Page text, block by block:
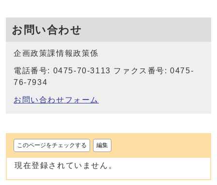
お問い合わせ
企画政策課情報政策係
電話番号: 0475-70-3113 ファクス番号: 0475-
76-7934
お問い合わせフォーム
このページをチェックする 編集
現在登録されていません。